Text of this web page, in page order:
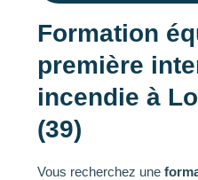
Formation
première
incendie à
(39)
Vous recherchez une